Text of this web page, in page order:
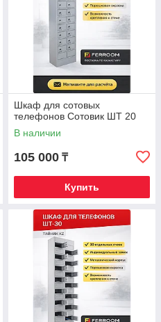
Шкаф для сотовых
телефонов Сотовик ШТ 20
В наличии
105 000 ₸
Купить